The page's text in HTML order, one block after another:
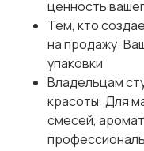
ценность
Тем, кто
на продажу:
упаковки
Владельцам
красоты: Для
смесей,